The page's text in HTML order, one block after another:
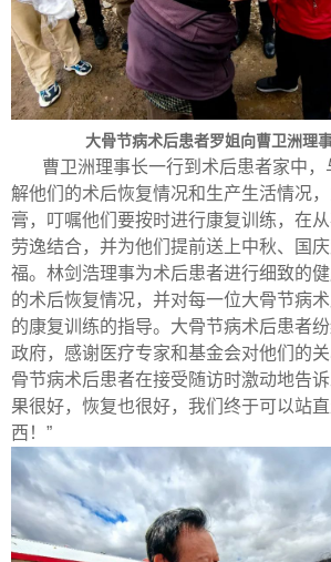
大骨节病术后患者罗姐向曹卫洲理
曹卫洲理事长一行到术后患者家中
解他们的术后恢复情况和生产生活情况
膏，叮嘱他们要按时进行康复训练，在
劳逸结合，并为他们提前送上中秋、国
福。林剑浩理事为术后患者进行细致的健
的术后恢复情况，并对每一位大骨节病
的康复训练的指导。大骨节病术后患者
政府，感谢医疗专家和基金会对他们的
骨节病术后患者在接受随访时激动地告
果很好，恢复也很好，我们终于可以站
西！”